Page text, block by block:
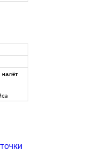
налёт